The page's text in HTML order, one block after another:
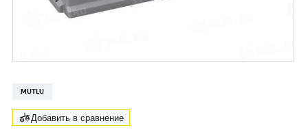
MUTLU
Добавить в сравнение